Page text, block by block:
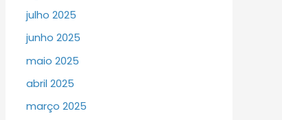
julho 2025
junho 2025
maio 2025
abril 2025
março 2025